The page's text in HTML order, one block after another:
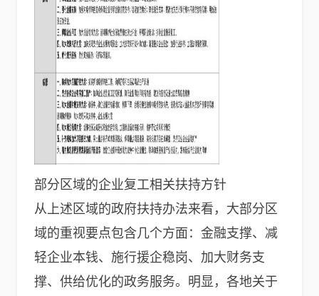
部分区域的企业复工相关扶持方针
从上述区域的政府扶持办法来看，大部分区
域的重视要点包含几个方面：金融支撑、减
轻企业本钱、施行援企稳岗、加大财务支
撑、供给优化的政务服务。明显，各地关于